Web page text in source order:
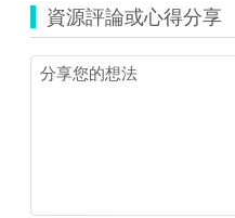
資源評論或心得分享